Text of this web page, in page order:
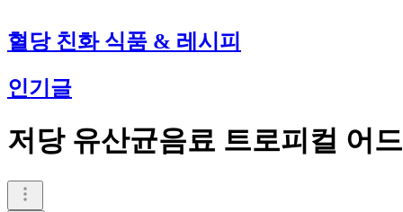
혈당 친화 식품 & 레시피
인기글
저당 유산균음료 트로피컬 어